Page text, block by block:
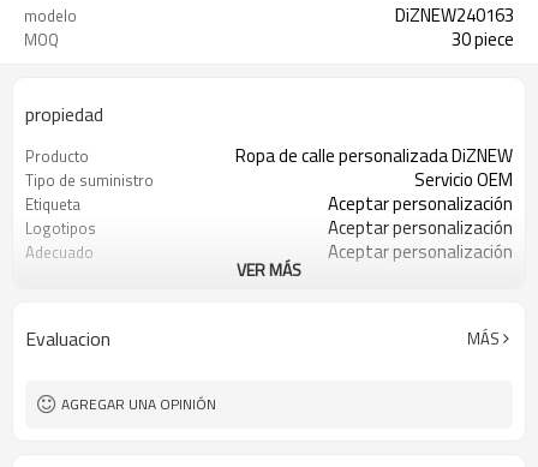
modelo DiZNEW240163
MOQ 30 piece
propiedad
Producto Ropa de calle personalizada DiZNEW
Tipo de suministro Servicio OEM
Etiqueta Aceptar personalización
Logotipos Aceptar personalización
Adecuado Aceptar personalización
100% algodón o personalizado
Porcelana
VER MÁS
Evaluacion MÁS
AGREGAR UNA OPINIÓN